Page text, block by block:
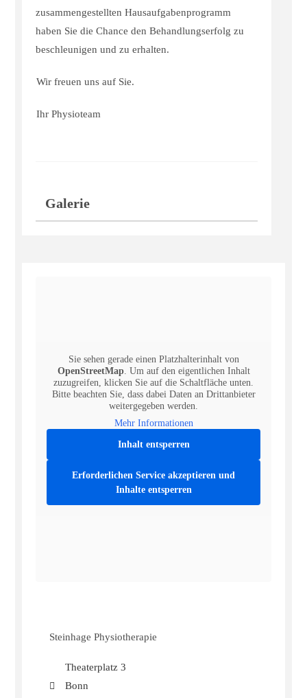
zusammengestellten Hausaufgabenprogramm
haben Sie die Chance den Behandlungserfolg zu
beschleunigen und zu erhalten.
Wir freuen uns auf Sie.
Ihr Physioteam
Galerie
Sie sehen gerade einen Platzhalterinhalt von
OpenStreetMap. Um auf den eigentlichen Inhalt
zuzugreifen, klicken Sie auf die Schaltfläche unten.
Bitte beachten Sie, dass dabei Daten an Drittanbieter
weitergegeben werden.
Mehr Informationen
Inhalt entsperren
Erforderlichen Service akzeptieren und
Inhalte entsperren
Steinhage Physiotherapie
Theaterplatz 3
Bonn